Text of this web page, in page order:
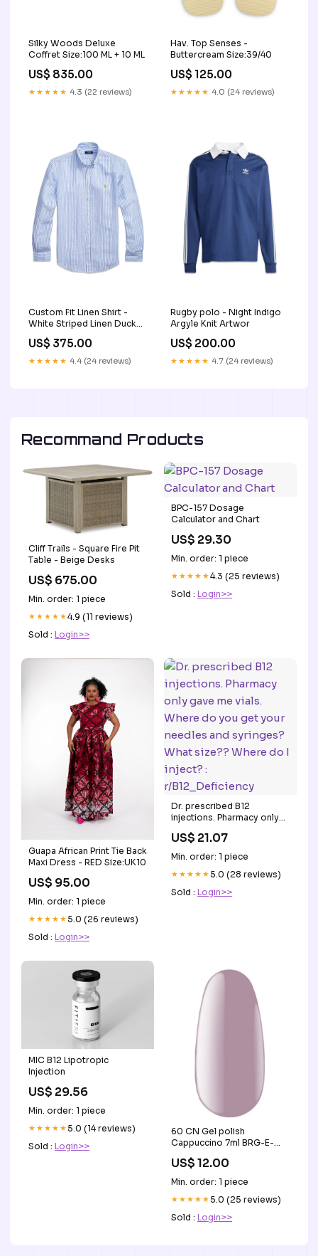
Silky Woods Deluxe
Coffret Size:100 ML + 10 ML
US$ 835.00
★★★★★ 4.3 (22 reviews)
Hav. Top Senses -
Buttercream Size:39/40
US$ 125.00
★★★★★ 4.0 (24 reviews)
Custom Fit Linen Shirt -
White Striped Linen Duck
Blue / Silver
US$ 375.00
★★★★★ 4.4 (24 reviews)
Rugby polo - Night Indigo
Argyle Knit Artwor
US$ 200.00
★★★★★ 4.7 (24 reviews)
Recommand Products
Cliff Trails - Square Fire Pit
Table - Beige Desks
US$ 675.00
Min. order: 1 piece
★★★★★4.9 (11 reviews)
Sold : Login>>
BPC-157 Dosage
Calculator and Chart
US$ 29.30
Min. order: 1 piece
★★★★★4.3 (25 reviews)
Sold : Login>>
Guapa African Print Tie Back
Maxi Dress - RED Size:UK10
US$ 95.00
Min. order: 1 piece
★★★★★5.0 (26 reviews)
Sold : Login>>
Dr. prescribed B12
injections. Pharmacy only
you get your needles and
syringes? What size??
Where do I inject? :
r/B12_Deficiency
US$ 21.07
Min. order: 1 piece
★★★★★5.0 (28 reviews)
Sold : Login>>
MIC B12 Lipotropic
Injection
US$ 29.56
Min. order: 1 piece
★★★★★5.0 (14 reviews)
Sold : Login>>
60 CN Gel polish
Cappuccino 7ml BRG-E-
US$ 12.00
Min. order: 1 piece
★★★★★5.0 (25 reviews)
Sold : Login>>